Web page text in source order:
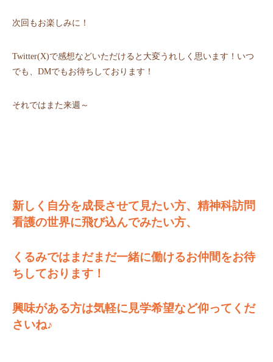
次回もお楽しみに！
Twitter(X)で感想などいただけると大変うれしく思います！いつ
でも、DMでもお待ちしております！
それではまた来週～
新しく自分を成長させて見たい方、精神科訪問
看護の世界に飛び込んでみたい方、
くるみではまだまだ一緒に働けるお仲間をお待
ちしております！
興味がある方は気軽に見学希望など仰ってくだ
さいね♪